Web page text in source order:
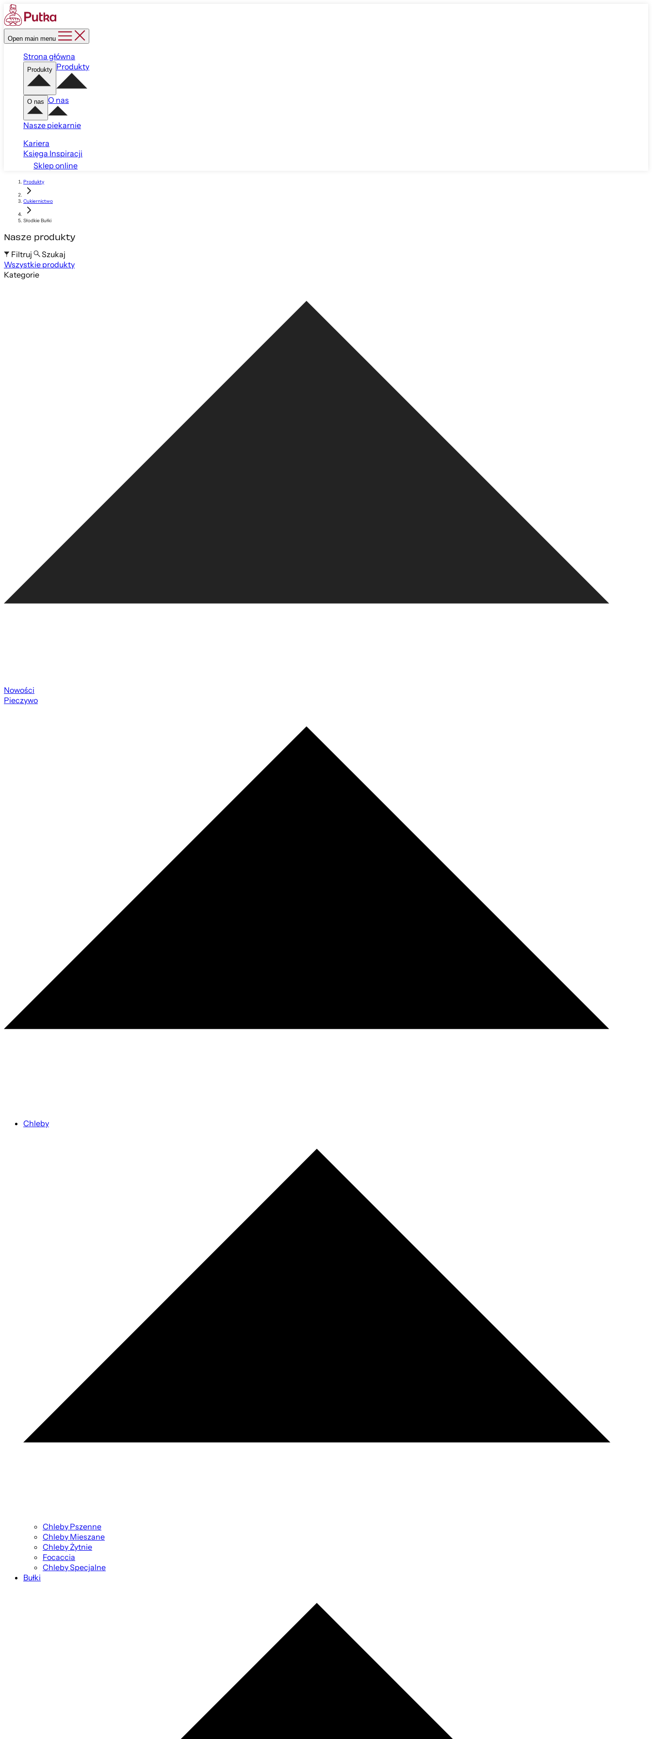
Open main menu
Strona główna
Produkty Produkty
O nas O nas
Nasze piekarnie
Kariera
Księga Inspiracji
Sklep online
Produkty
Cukiernictwo
Słodkie Bułki
Nasze produkty
Filtruj
Szukaj
Wszystkie produkty
Szukaj po nazwie produktu
Kategorie
Nowości
Pieczywo
Chleby
Chleby Pszenne
Chleby Mieszane
Chleby Żytnie
Focaccia
Chleby Specjalne
Bułki